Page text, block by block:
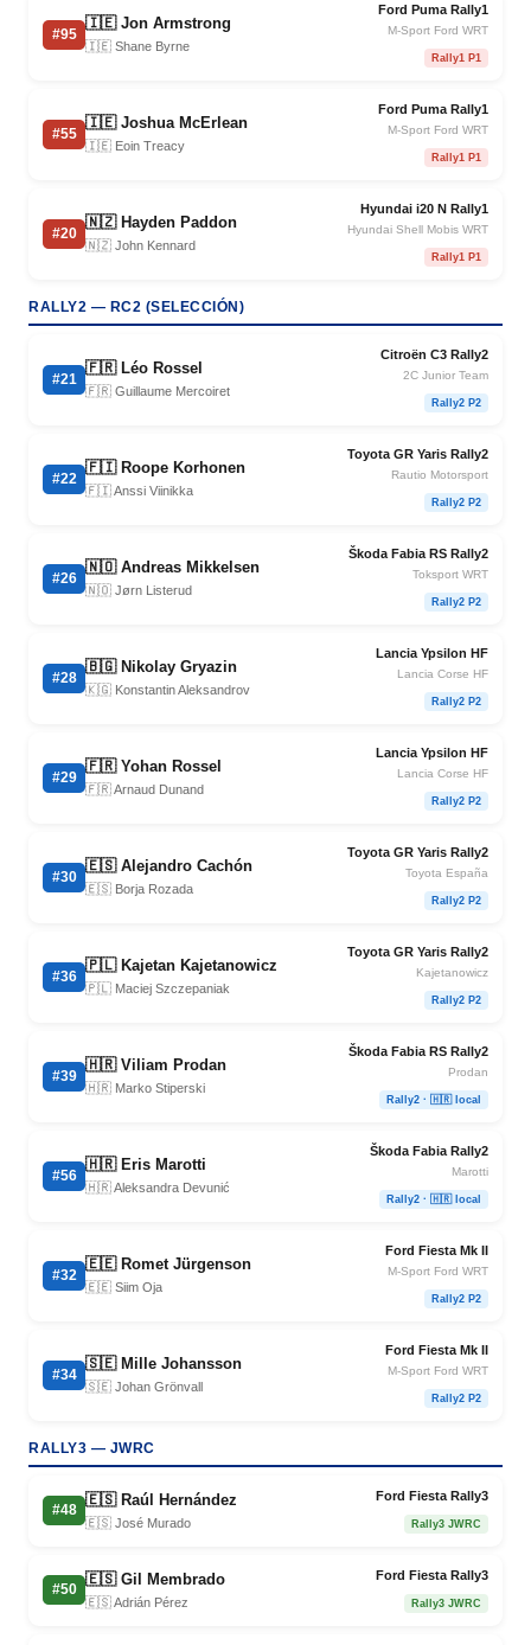
#95
🇮🇪 Jon Armstrong
🇮🇪 Shane Byrne
Ford Puma Rally1
M-Sport Ford WRT
Rally1 P1
#55
🇮🇪 Joshua McErlean
🇮🇪 Eoin Treacy
Ford Puma Rally1
M-Sport Ford WRT
Rally1 P1
#20
🇳🇿 Hayden Paddon
🇳🇿 John Kennard
Hyundai i20 N Rally1
Hyundai Shell Mobis WRT
Rally1 P1
RALLY2 — RC2 (SELECCIÓN)
#21
🇫🇷 Léo Rossel
🇫🇷 Guillaume Mercoiret
Citroën C3 Rally2
2C Junior Team
Rally2 P2
#22
🇫🇮 Roope Korhonen
🇫🇮 Anssi Viinikka
Toyota GR Yaris Rally2
Rautio Motorsport
Rally2 P2
#26
🇳🇴 Andreas Mikkelsen
🇳🇴 Jørn Listerud
Škoda Fabia RS Rally2
Toksport WRT
Rally2 P2
#28
🇧🇬 Nikolay Gryazin
🇰🇬 Konstantin Aleksandrov
Lancia Ypsilon HF
Lancia Corse HF
Rally2 P2
#29
🇫🇷 Yohan Rossel
🇫🇷 Arnaud Dunand
Lancia Ypsilon HF
Lancia Corse HF
Rally2 P2
#30
🇪🇸 Alejandro Cachón
🇪🇸 Borja Rozada
Toyota GR Yaris Rally2
Toyota España
Rally2 P2
#36
🇵🇱 Kajetan Kajetanowicz
🇵🇱 Maciej Szczepaniak
Toyota GR Yaris Rally2
Kajetanowicz
Rally2 P2
#39
🇭🇷 Viliam Prodan
🇭🇷 Marko Stiperski
Škoda Fabia RS Rally2
Prodan
Rally2 · 🇭🇷 local
#56
🇭🇷 Eris Marotti
🇭🇷 Aleksandra Devunić
Škoda Fabia Rally2
Marotti
Rally2 · 🇭🇷 local
#32
🇪🇪 Romet Jürgenson
🇪🇪 Siim Oja
Ford Fiesta Mk II
M-Sport Ford WRT
Rally2 P2
#34
🇸🇪 Mille Johansson
🇸🇪 Johan Grönvall
Ford Fiesta Mk II
M-Sport Ford WRT
Rally2 P2
RALLY3 — JWRC
#48
🇪🇸 Raúl Hernández
🇪🇸 José Murado
Ford Fiesta Rally3
Rally3 JWRC
#50
🇪🇸 Gil Membrado
🇪🇸 Adrián Pérez
Ford Fiesta Rally3
Rally3 JWRC